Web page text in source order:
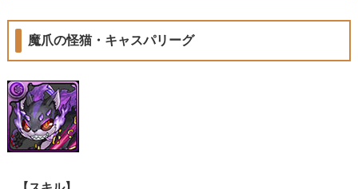
魔爪の怪猫・キャスパリーグ